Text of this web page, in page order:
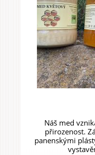
Náš med
přirozenost.
panenskými